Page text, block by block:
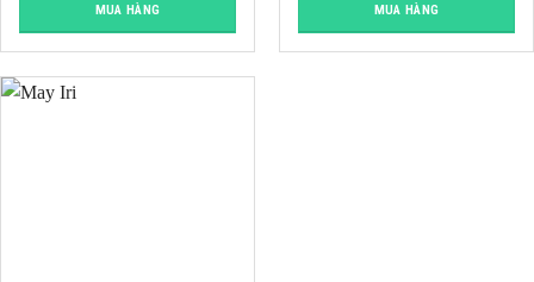
MUA HÀNG MUA HÀNG